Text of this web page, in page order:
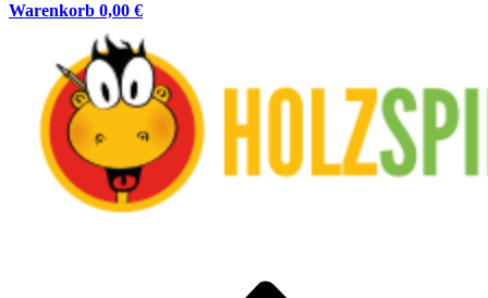
Warenkorb 0,00 €